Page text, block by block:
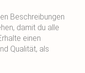
Beschreibungen
damit du alle
einen
Qualität, als